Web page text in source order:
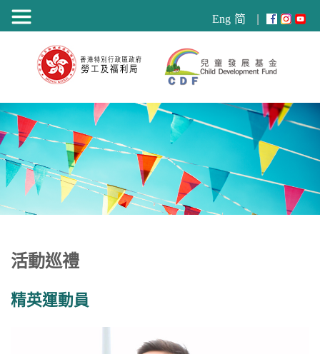
目
錄
Eng 简
活動巡禮
精英運動員